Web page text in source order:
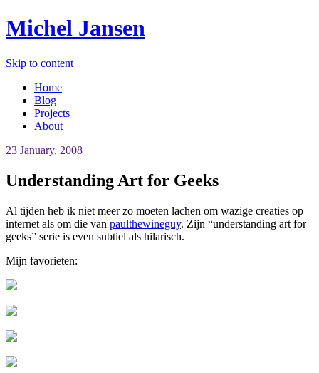
Michel Jansen
Skip to content
Home
Blog
Projects
About
23 January, 2008
Understanding Art for Geeks
Al tijden heb ik niet meer zo moeten lachen om wazige creaties op
internet als om die van paulthewineguy. Zijn “understanding art for
geeks” serie is even subtiel als hilarisch.
Mijn favorieten: